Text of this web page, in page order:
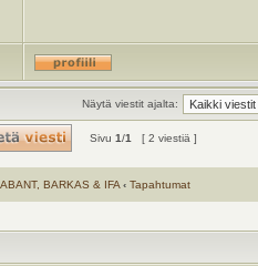
Näytä viestit ajalta:
Sivu 1/1 [ 2 viestiä ]
BARKAS & IFA ‹ Tapahtumat